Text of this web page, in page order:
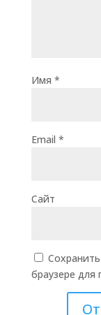
Имя *
Email *
Сайт
браузере